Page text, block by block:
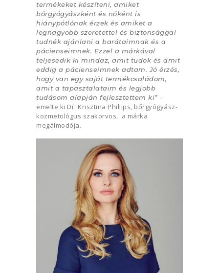
termékeket készíteni, amiket
bőrgyógyászként és nőként is
hiánypótlónak érzek és amiket a
legnagyobb szeretettel és biztonsággal
tudnék ajánlani a barátaimnak és a
pácienseimnek. Ezzel a márkával
teljesedik ki mindaz, amit tudok és amit
eddig a pácienseimnek adtam. Jó érzés,
hogy van egy saját termékcsaládom,
amit a tapasztalataim és legjobb
tudásom alapján fejlesztettem ki” –
emelte ki Dr. Krisztina Phillips, bőrgyógyász-
kozmetológus szakorvos, a márka
megálmodója.